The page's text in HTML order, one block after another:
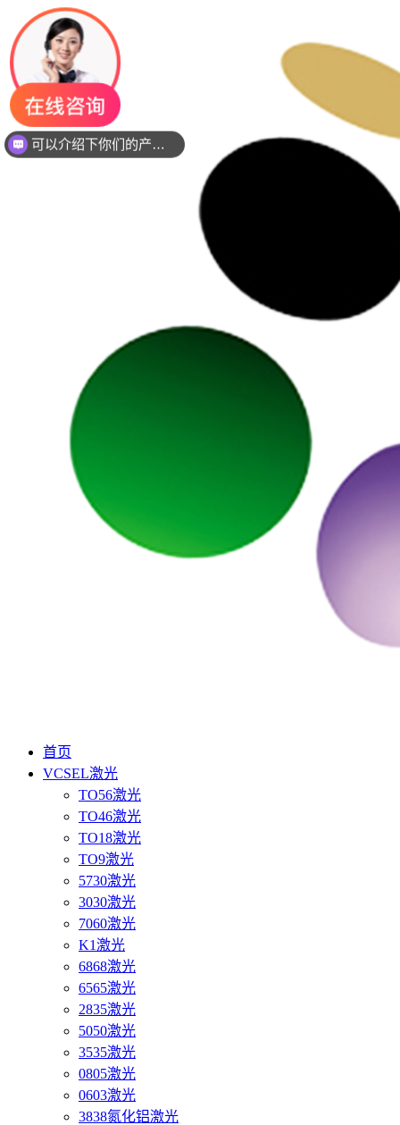
首页
VCSEL激光
TO56激光
TO46激光
TO18激光
TO9激光
5730激光
3030激光
7060激光
K1激光
6868激光
6565激光
2835激光
5050激光
3535激光
0805激光
0603激光
3838氮化铝激光
你们是是需要贴片还是插件灯珠呢？